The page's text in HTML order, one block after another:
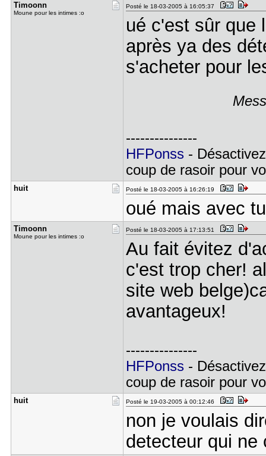
Timoonn
Moune pour les intimes :o
Posté le 18-03-2005 à 16:05:37
ué c'est sûr que
après ya des
s'acheter pour
---------------
HFPonss-
coup de rasoir pour
huit Posté le 18-03-2005 à 16:26:19
oué mais avec
Timoonn
Moune pour les intimes :o
Posté le 18-03-2005 à 17:13:51
Au fait évitez
c'est trop cher!
site web
avantageux!
---------------
HFPonss-
coup de rasoir pour
huit Posté le 19-03-2005 à 00:12:46
non je voulais
detecteur qui